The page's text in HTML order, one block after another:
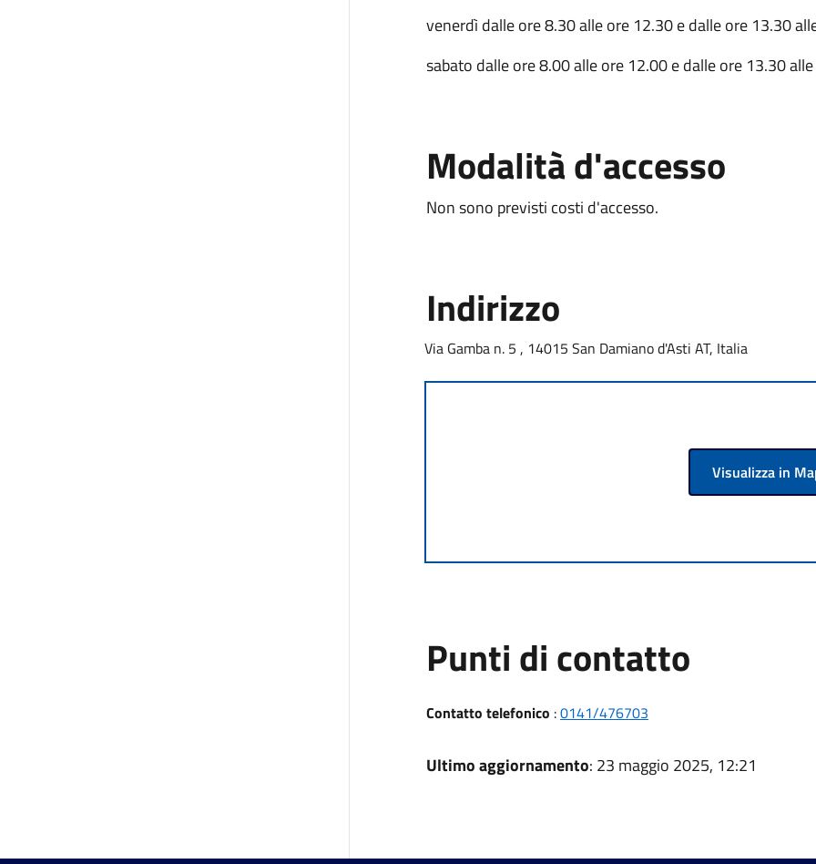
venerdì dalle ore 8.30 alle ore 12.30 e dalle ore 13.30
sabato dalle ore 8.00 alle ore 12.00 e dalle ore 13.30
Modalità d'accesso
Non sono previsti costi d'accesso.
Indirizzo
Via Gamba n. 5 , 14015 San Damiano d'Asti AT, Italia
Visualizza in
Punti di contatto
Contatto telefonico :0141/476703
Ultimo aggiornamento: 23 maggio 2025, 12:21